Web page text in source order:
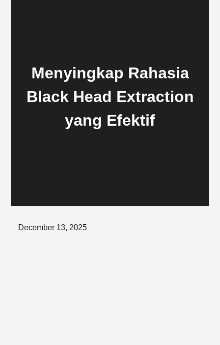
Menyingkap Rahasia
Black Head Extraction
yang Efektif
Posted
December 13, 2025